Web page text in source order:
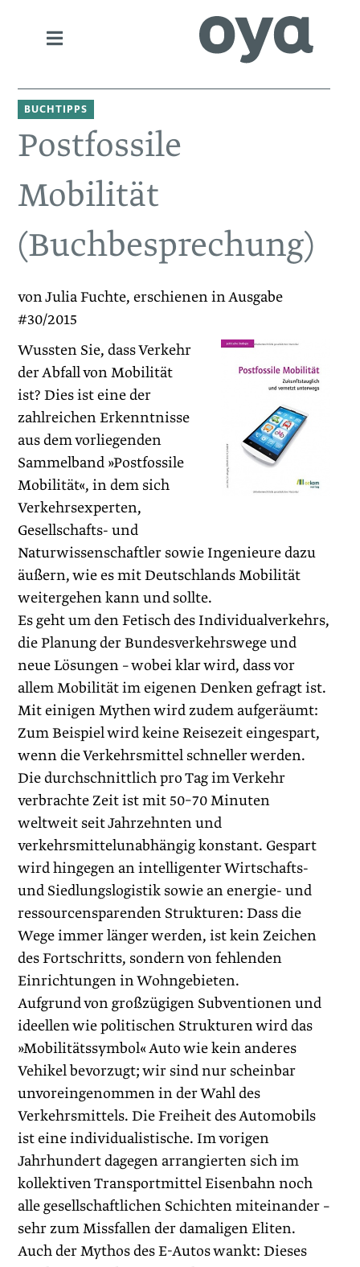
BUCHTIPPS
Postfossile
Mobilität
(Buchbesprechung)
von Julia Fuchte, erschienen in Ausgabe
#30/2015
Wussten Sie, dass Verkehr
der Abfall von Mobilität
ist? Dies ist eine der
zahlreichen Erkenntnisse
aus dem vorliegenden
Sammelband »Postfossile
Mobilität«, in dem sich
Verkehrsexperten,
Gesellschafts- und
Naturwissenschaftler sowie Ingenieure dazu
äußern, wie es mit Deutschlands Mobilität
weitergehen kann und sollte.
Es geht um den Fetisch des Individualverkehrs,
die Planung der Bundesverkehrswege und
neue Lösungen – wobei klar wird, dass vor
allem Mobilität im eigenen Denken gefragt ist.
Mit einigen Mythen wird zudem aufgeräumt:
Zum Beispiel wird keine Reisezeit eingespart,
wenn die Verkehrsmittel schneller werden.
Die durchschnittlich pro Tag im Verkehr
verbrachte Zeit ist mit 50–70 Minuten
weltweit seit Jahrzehnten und
verkehrsmittelunabhängig konstant. Gespart
wird hingegen an intelligenter Wirtschafts-
und Siedlungslogistik sowie an energie- und
ressourcensparenden Strukturen: Dass die
Wege immer länger werden, ist kein Zeichen
des Fortschritts, sondern von fehlenden
Einrichtungen in Wohngebieten.
Aufgrund von großzügigen Subventionen und
ideellen wie politischen Strukturen wird das
»Mobilitätssymbol« Auto wie kein anderes
Vehikel bevorzugt; wir sind nur scheinbar
unvoreingenommen in der Wahl des
Verkehrsmittels. Die Freiheit des Automobils
ist eine individualistische. Im vorigen
Jahrhundert dagegen arrangierten sich im
kollektiven Transportmittel Eisenbahn noch
alle gesellschaftlichen Schichten miteinander –
sehr zum Missfallen der damaligen Eliten.
Auch der Mythos des E-Autos wankt: Dieses